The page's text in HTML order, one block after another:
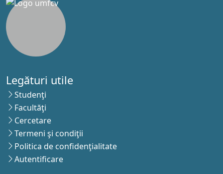
Legături utile
Studenţi
Facultăţi
Cercetare
Termeni şi condiţii
Politica de confidenţialitate
Autentificare